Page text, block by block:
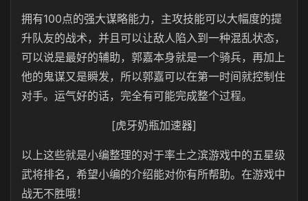
拥有100点的强大谋略能力，主攻技能可以大幅度的提
升队友的战术，并且可以让敌人陷入到一种混乱状态，
可以说是最好的辅助，郭嘉本身就是一个骑兵，再加上
他的鬼谋又是瞬发，所以郭嘉可以在第一时间就控制住
对手。运气好的话，完全有可能完成整个过程。
[虎牙奶瓶加速器]
以上这些就是小编整理的对于率土之滨游戏中的五星级
武将排名，希望小编的介绍能对你有所帮助。在游戏中
战无不胜哦！